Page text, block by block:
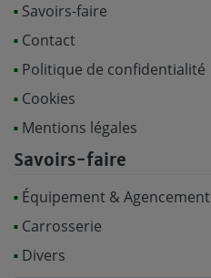
Savoirs-faire
Contact
Politique de confidentialité
Cookies
Mentions légales
Savoirs-faire
Équipement & Agencement
Carrosserie
Divers